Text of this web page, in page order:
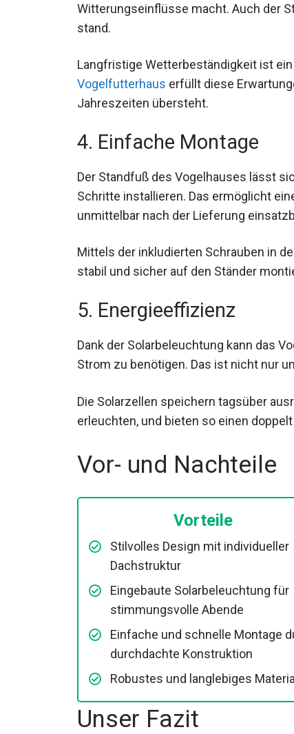
Witterungseinflüsse macht. Auch der
stand.
Langfristige Wetterbeständigkeit ist
Vogelfutterhaus erfüllt diese
Jahreszeiten übersteht.
4. Einfache Montage
Der Standfuß des Vogelhauses lässt
Schritte installieren. Das ermöglicht
unmittelbar nach der Lieferung
Mittels der inkludierten Schrauben in
stabil und sicher auf den Ständer
5. Energieeffizienz
Dank der Solarbeleuchtung kann das
Strom zu benötigen. Das ist nicht nur
Die Solarzellen speichern tagsüber
erleuchten, und bieten so einen
Vor- und Nachteile
Vorteile
Stilvolles Design mit individueller
Dachstruktur
Eingebaute Solarbeleuchtung für
stimmungsvolle Abende
Einfache und schnelle Montage
durchdachte Konstruktion
Robustes und langlebiges
Unser Fazit